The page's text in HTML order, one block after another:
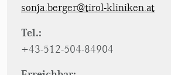
sonja.berger@tirol-kliniken.at
Tel.:
+43-512-504-84904